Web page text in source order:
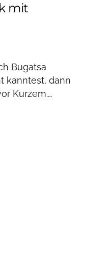
mit
Bugatsa
kanntest, dann
Kurzem.…